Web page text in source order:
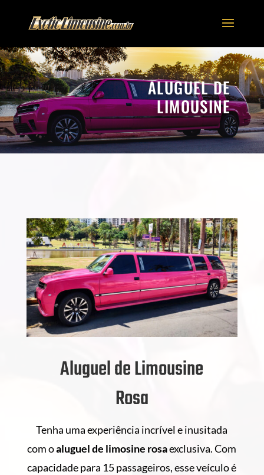
ALUGUEL DE
LIMOUSINE
Aluguel de Limousine
Rosa
Tenha uma experiência incrível e inusitada
com oaluguel de limosine rosaexclusiva. Com
capacidade para 15 passageiros, esse veículo é